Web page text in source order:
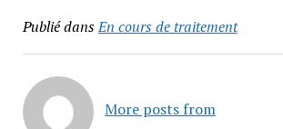
Publié dansEn cours de traitement
More posts from